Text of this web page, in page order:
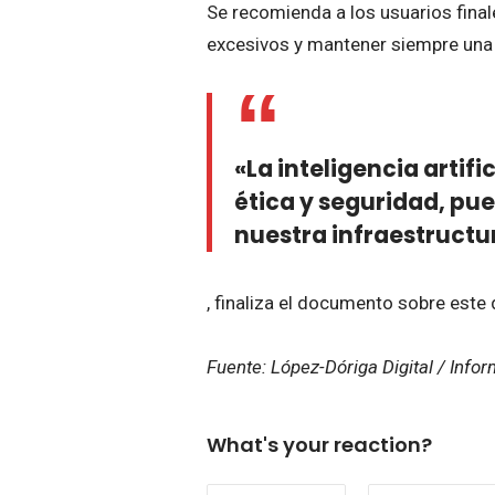
Se recomienda a los usuarios
excesivos y mantener siempre
«La inteligencia
ética y seguridad,
nuestra
, finaliza el documento sobre
Fuente: López-Dóriga Digital /
What's your reaction?